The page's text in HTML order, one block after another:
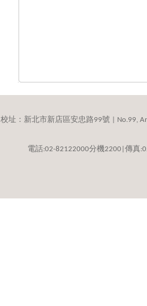
校址：新北市新店區安忠路99號 | No.99,
電話:02-82122000分機2200| 傳真